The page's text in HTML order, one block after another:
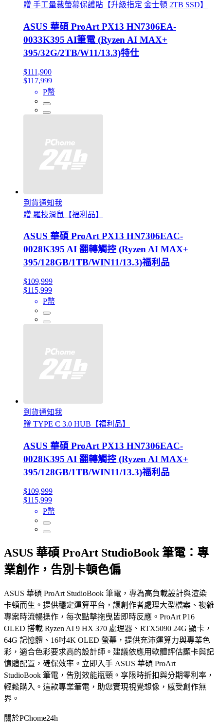
贈 手工量裁螢幕保護貼【升級指定 金士頓 2TB SSD】
ASUS 華碩 ProArt PX13 HN7306EA-
0033K395 AI筆電 (Ryzen AI MAX+
395/32G/2TB/W11/13.3)特仕
$111,900
$117,999
P幣
到貨通知我
贈 羅技滑鼠【福利品】
ASUS 華碩 ProArt PX13 HN7306EAC-
0028K395 AI 翻轉觸控 (Ryzen AI MAX+
395/128GB/1TB/WIN11/13.3)福利品
$109,999
$115,999
P幣
到貨通知我
贈 TYPE C 3.0 HUB【福利品】
ASUS 華碩 ProArt PX13 HN7306EAC-
0028K395 AI 翻轉觸控 (Ryzen AI MAX+
395/128GB/1TB/WIN11/13.3)福利品
$109,999
$115,999
P幣
ASUS 華碩 ProArt StudioBook 筆電：專
業創作，告別卡頓色偏
ASUS 華碩 ProArt StudioBook 筆電，專為高負載設計與渲染
卡頓而生。提供穩定運算平台，讓創作者處理大型檔案、複雜
專案時流暢操作，每次點擊拖曳皆即時反應。ProArt P16
OLED 搭載 Ryzen AI 9 HX 370 處理器、RTX5090 24G 顯卡，
64G 記憶體、16吋4K OLED 螢幕，提供充沛運算力與專業色
彩，適合色彩要求高的設計師。建議依應用軟體評估顯卡與記
憶體配置，確保效率。立即入手 ASUS 華碩 ProArt
StudioBook 筆電，告別效能瓶頸。享限時折扣與分期零利率，
輕鬆購入。這款專業筆電，助您實現視覺想像，感受創作無
界。
關於PChome24h